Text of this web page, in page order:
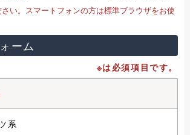
い。スマートフォンの方は標準ブラウザをお使
ーム
※は必須項目です。
系